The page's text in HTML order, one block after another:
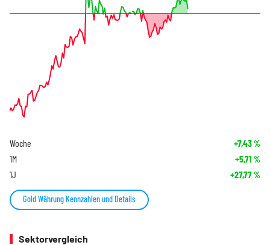
Woche +7,43%
1M +5,71 %
1J +27,77%
Gold Währung Kennzahlen und Details
Sektorvergleich